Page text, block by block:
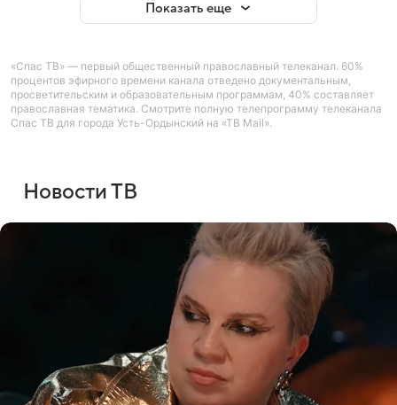
Показать еще
«Спас ТВ» — первый общественный православный телеканал. 60%
процентов эфирного времени канала отведено документальным,
просветительским и образовательным программам, 40% составляет
православная тематика. Смотрите полную телепрограмму телеканала
Спас ТВ для города Усть-Ордынский на «ТВ Mail».
Новости ТВ